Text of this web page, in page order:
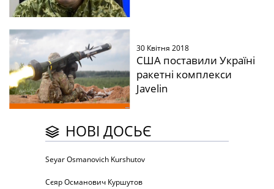
30 Квітня 2018
США поставили Україні
ракетні комплекси
Javelin
НОВІ ДОСЬЄ
Seyar Osmanovich Kurshutov
Сєяр Османович Куршутов